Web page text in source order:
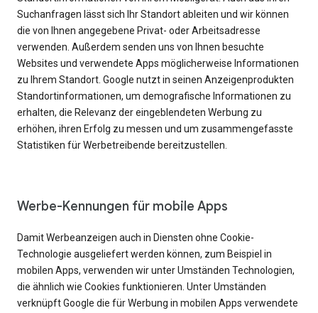
Suchanfragen lässt sich Ihr Standort ableiten und wir können
die von Ihnen angegebene Privat- oder Arbeitsadresse
verwenden. Außerdem senden uns von Ihnen besuchte
Websites und verwendete Apps möglicherweise Informationen
zu Ihrem Standort. Google nutzt in seinen Anzeigenprodukten
Standortinformationen, um demografische Informationen zu
erhalten, die Relevanz der eingeblendeten Werbung zu
erhöhen, ihren Erfolg zu messen und um zusammengefasste
Statistiken für Werbetreibende bereitzustellen.
Werbe-Kennungen für mobile Apps
Damit Werbeanzeigen auch in Diensten ohne Cookie-
Technologie ausgeliefert werden können, zum Beispiel in
mobilen Apps, verwenden wir unter Umständen Technologien,
die ähnlich wie Cookies funktionieren. Unter Umständen
verknüpft Google die für Werbung in mobilen Apps verwendete